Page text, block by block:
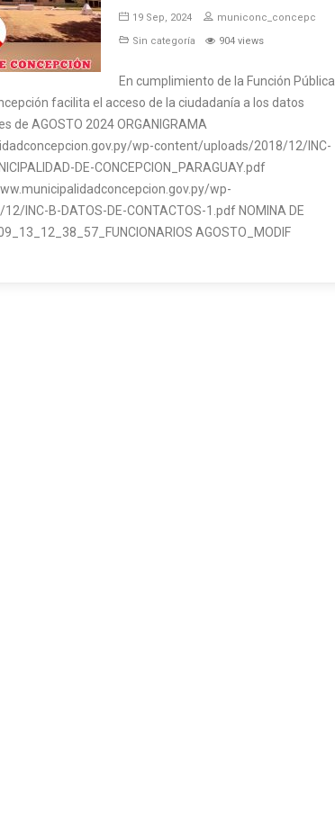
19 Sep, 2024
municonc_concepc
Sin categoría
904 views
En cumplimiento de la Función Pública
facilita el acceso de la ciudadanía a los datos
de AGOSTO 2024 ORGANIGRAMA
wp-content/uploads/2018/12/INC-
DE-CONCEPCION_PARAGUAY.pdf
wp-
INC-B-DATOS-DE-CONTACTOS-1.pdf NOMINA DE
AGOSTO_MODIF